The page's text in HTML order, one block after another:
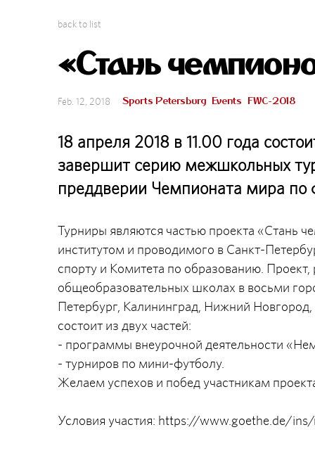
back to list
«Стань
Feb. 12, 2018 Sports Petersburg Events FWC-2018
18 апреля 2018 в 11.00 года
завершит серию межшкольных
преддверии Чемпионата мира по
Турниры являются частью проекта «Стань
институтом и проводимого в Санкт-
спорту и Комитета по образованию.
общеобразовательных школах в восьми
Петербург, Калининград, Нижний
состоит из двух частей:
- программы внеурочной деятельности
- турниров по мини-футболу.
Желаем успехов и побед участникам
Условия участия: https://www.goethe.de/